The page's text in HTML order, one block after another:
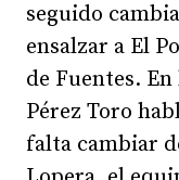
seguido
ensalzar a El
de Fuentes.
Pérez Toro
falta cambiar